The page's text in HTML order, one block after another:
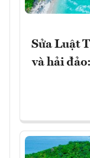
Sửa Luật
và hải